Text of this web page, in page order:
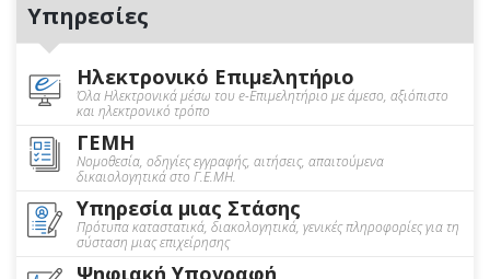
Υπηρεσίες
Ηλεκτρονικό Επιμελητήριο
Όλα Ηλεκτρονικά μέσω του e-Επιμελητήριο με άμεσο, αξιόπιστο
και ηλεκτρονικό τρόπο
ΓΕΜΗ
Νομοθεσία, οδηγίες εγγραφής, αιτήσεις, απαιτούμενα
δικαιολογητικά στο Γ.Ε.ΜΗ.
Υπηρεσία μιας Στάσης
Πρότυπα καταστατικά, διακολογητικά, γενικές πληροφορίες για τη
σύσταση μιας επιχείρησης